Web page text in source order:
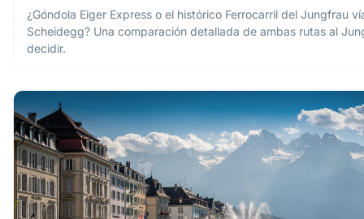
¿Góndola Eiger Express o el histórico Ferrocarril del Jungfrau
Scheidegg? Una comparación detallada de ambas rutas al
decidir.